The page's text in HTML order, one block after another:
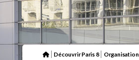
Découvrir Paris 8 Organisation